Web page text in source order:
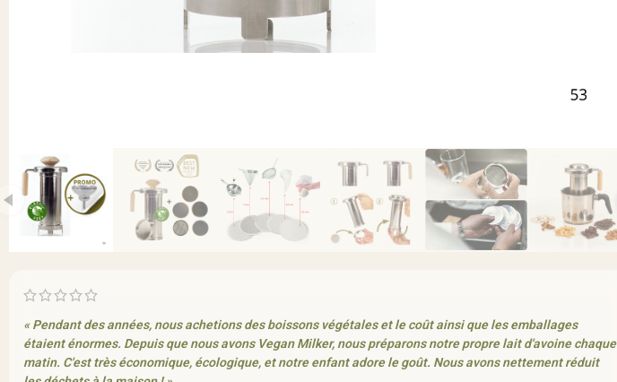
« Pendant des années, nous achetions des boissons végétales et le coût ainsi que les emballages
étaient énormes. Depuis que nous avons Vegan Milker, nous préparons notre propre lait d'avoine chaque
matin. C'est très économique, écologique, et notre enfant adore le goût. Nous avons nettement réduit